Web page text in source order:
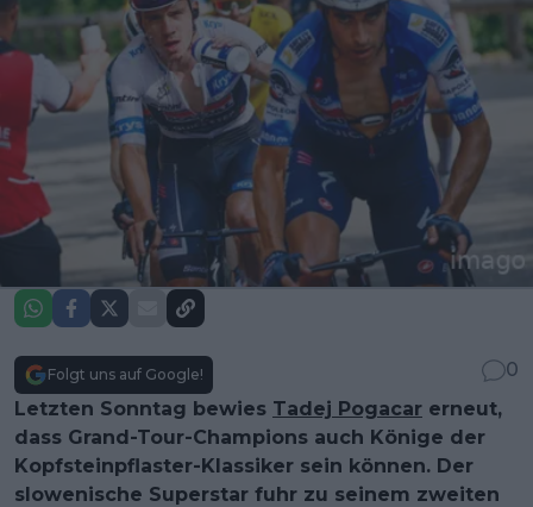
Folgt uns auf Google!
0
Letzten Sonntag bewies Tadej Pogacar erneut,
dass Grand-Tour-Champions auch Könige der
Kopfsteinpflaster-Klassiker sein können. Der
slowenische Superstar fuhr zu seinem zweiten